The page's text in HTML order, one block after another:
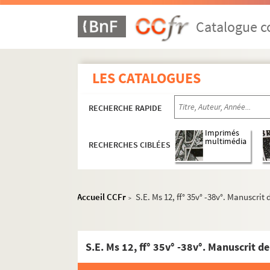
Catalogue
LES CATALOGUES
RECHERCHE RAPIDE
RECHERCHES CIBLÉES
Imprimés
multimédia
Accueil CCFr > S.E. Ms 12, ff° 35v° -38v°.
S.E. Ms 12, ff° 35v° -38v°. Manuscrit
Articles